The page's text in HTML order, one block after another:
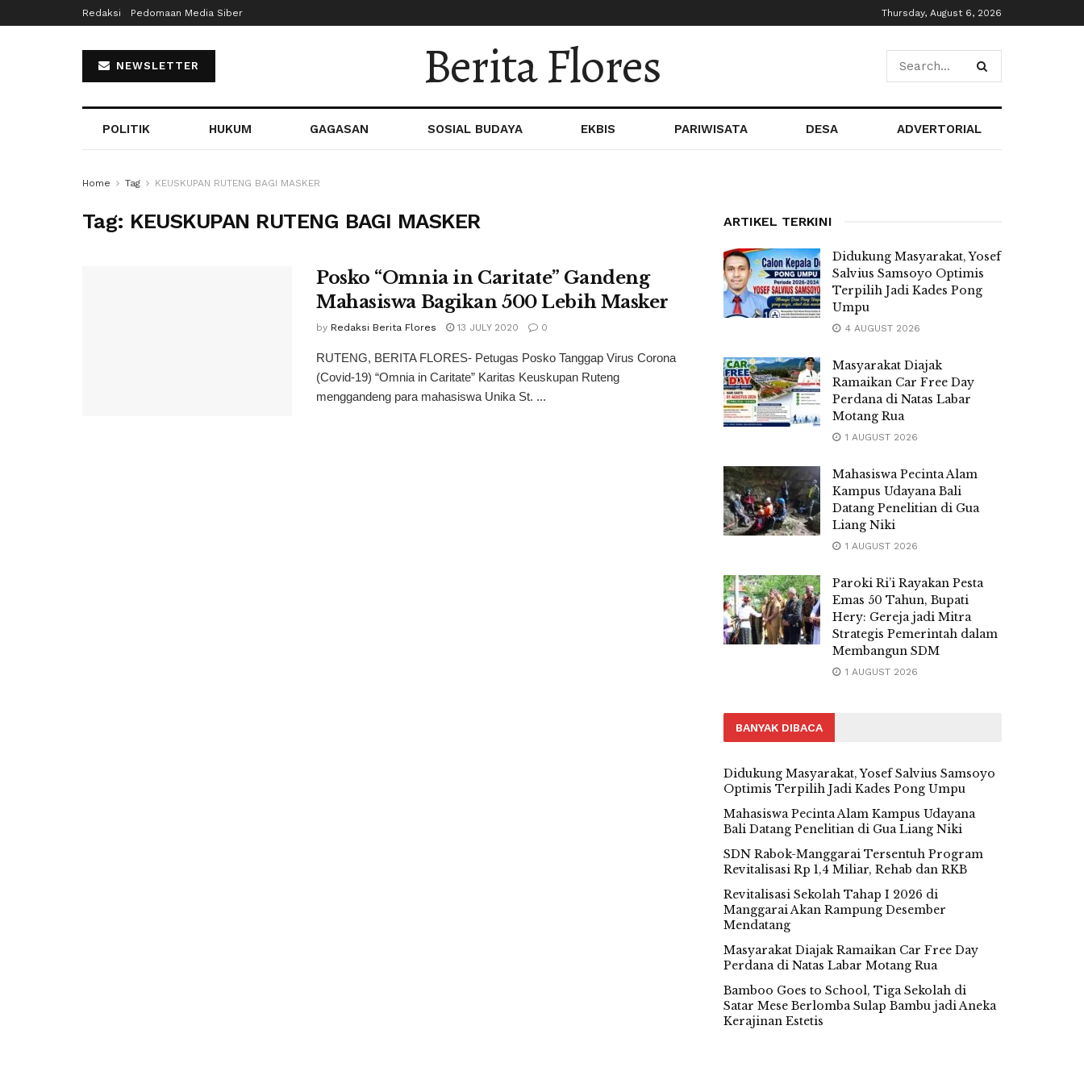
Redaksi Pedomaan Media Siber Thursday, August 6, 2026
NEWSLETTER Berita Flores
POLITIK HUKUM GAGASAN SOSIAL BUDAYA EKBIS PARIWISATA DESA ADVERTORIAL
Home Tag KEUSKUPAN RUTENG BAGI MASKER
Tag: KEUSKUPAN RUTENG BAGI MASKER
Posko “Omnia in Caritate” Gandeng
Mahasiswa Bagikan 500 Lebih Masker
by Redaksi Berita Flores 13 JULY 2020 0
RUTENG, BERITA FLORES- Petugas Posko Tanggap Virus Corona
(Covid-19) “Omnia in Caritate” Karitas Keuskupan Ruteng
menggandeng para mahasiswa Unika St. ...
ARTIKEL TERKINI
Didukung Masyarakat, Yosef
Salvius Samsoyo Optimis
Terpilih Jadi Kades Pong
Umpu
4 AUGUST 2026
Masyarakat Diajak
Ramaikan Car Free Day
Perdana di Natas Labar
Motang Rua
1 AUGUST 2026
Mahasiswa Pecinta Alam
Kampus Udayana Bali
Datang Penelitian di Gua
Liang Niki
1 AUGUST 2026
Paroki Ri’i Rayakan Pesta
Emas 50 Tahun, Bupati
Hery: Gereja jadi Mitra
Strategis Pemerintah dalam
Membangun SDM
1 AUGUST 2026
BANYAK DIBACA
Didukung Masyarakat, Yosef Salvius Samsoyo
Optimis Terpilih Jadi Kades Pong Umpu
Mahasiswa Pecinta Alam Kampus Udayana
Bali Datang Penelitian di Gua Liang Niki
SDN Rabok-Manggarai Tersentuh Program
Revitalisasi Rp 1,4 Miliar, Rehab dan RKB
Revitalisasi Sekolah Tahap I 2026 di
Manggarai Akan Rampung Desember
Mendatang
Masyarakat Diajak Ramaikan Car Free Day
Perdana di Natas Labar Motang Rua
Bamboo Goes to School, Tiga Sekolah di
Satar Mese Berlomba Sulap Bambu jadi Aneka
Kerajinan Estetis